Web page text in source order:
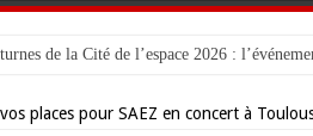
de la Cité de l’espace 2026 :
places pour SAEZ en concert à